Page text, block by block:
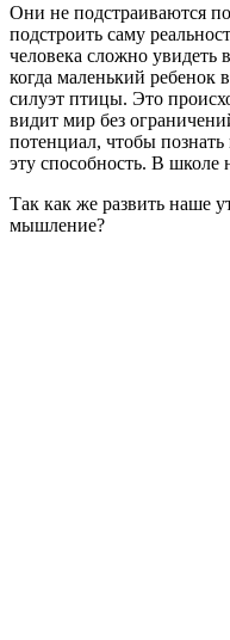
Они не подстраиваются
подстроить саму
человека сложно
когда маленький ребенок
силуэт птицы. Это
видит мир без
потенциал, чтобы
эту способность. В
Так как же развить наше
мышление?